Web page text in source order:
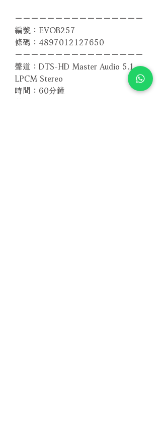
－－－－－－－－－－－－－－－－
編號：EVOB257
條碼：4897012127650
－－－－－－－－－－－－－－－－
聲道：DTS-HD Master Audio 5.1,
LPCM Stereo
時間：60分鐘
螢幕比：1080i High Definition